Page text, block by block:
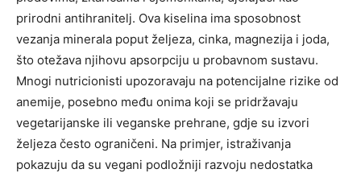
prirodni antihranitelj. Ova kiselina ima sposobnost
vezanja minerala poput željeza, cinka, magnezija i joda,
što otežava njihovu apsorpciju u probavnom sustavu.
Mnogi nutricionisti upozoravaju na potencijalne rizike od
anemije, posebno među onima koji se pridržavaju
vegetarijanske ili veganske prehrane, gdje su izvori
željeza često ograničeni. Na primjer, istraživanja
pokazuju da su vegani podložniji razvoju nedostatka